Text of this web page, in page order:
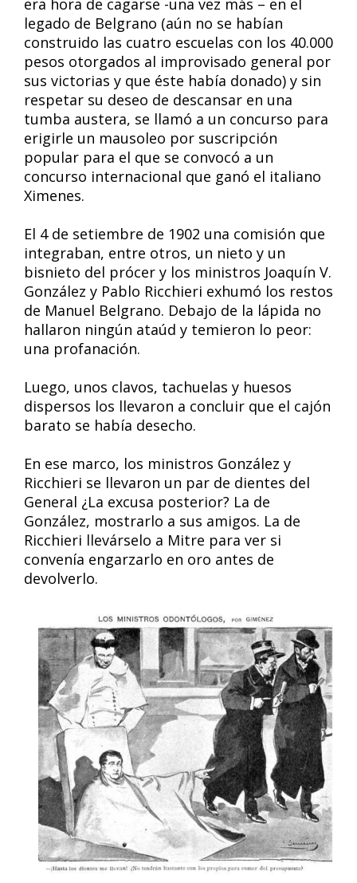
era hora de cagarse -una vez más – en el
legado de Belgrano (aún no se habían
construido las cuatro escuelas con los 40.000
pesos otorgados al improvisado general por
sus victorias y que éste había donado) y sin
respetar su deseo de descansar en una
tumba austera, se llamó a un concurso para
erigirle un mausoleo por suscripción
popular para el que se convocó a un
concurso internacional que ganó el italiano
Ximenes.
El 4 de setiembre de 1902 una comisión que
integraban, entre otros, un nieto y un
bisnieto del prócer y los ministros Joaquín V.
González y Pablo Ricchieri exhumó los restos
de Manuel Belgrano. Debajo de la lápida no
hallaron ningún ataúd y temieron lo peor:
una profanación.
Luego, unos clavos, tachuelas y huesos
dispersos los llevaron a concluir que el cajón
barato se había desecho.
En ese marco, los ministros González y
Ricchieri se llevaron un par de dientes del
General ¿La excusa posterior? La de
González, mostrarlo a sus amigos. La de
Ricchieri llevárselo a Mitre para ver si
convenía engarzarlo en oro antes de
devolverlo.